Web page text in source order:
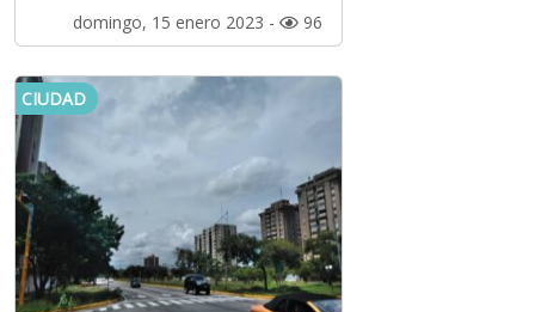
domingo, 15 enero 2023 - 96
CIUDAD